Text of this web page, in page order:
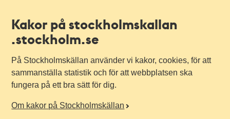
Kakor på stockholmskallan
.stockholm.se
På Stockholmskällan använder vi kakor, cookies, för att
sammanställa statistik och för att webbplatsen ska
fungera på ett bra sätt för dig.
Om kakor på Stockholmskällan